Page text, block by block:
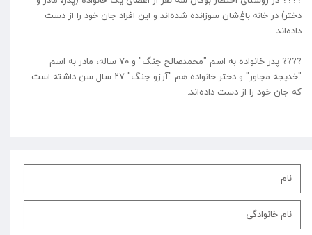
دختر) در خانه باغ‌شان سوزانده شده‌اند و این افراد جان خود را از دست
داده‌اند.
???? پدر خانواده به اسم "محمدصالح جنگ" و ۷۰ ساله، مادر به اسم
"خدیجه مجاور" و دختر خانواده هم "آرزو جنگ" ۲۷ سال سن داشته است
که جان خود را از دست داده‌اند.